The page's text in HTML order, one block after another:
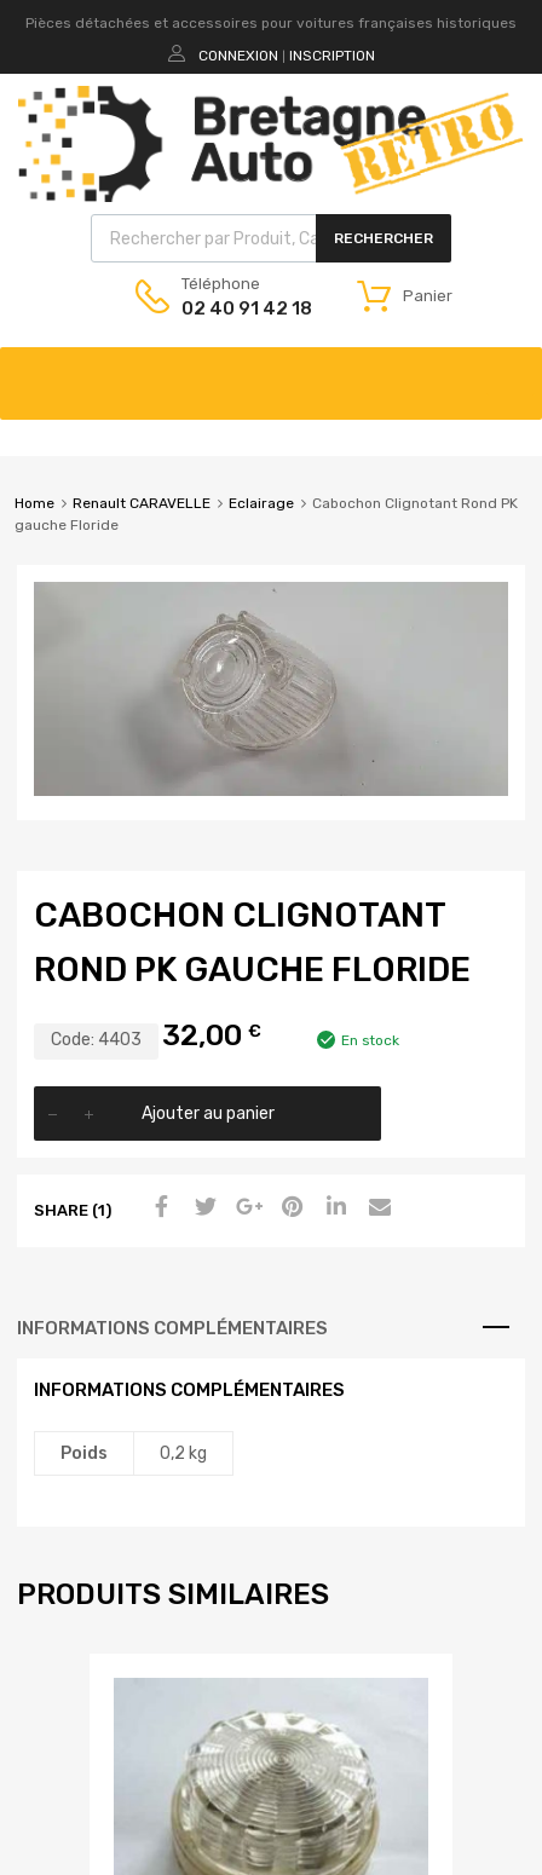
Pièces détachées et accessoires pour voitures françaises historiques
CONNEXION
INSCRIPTION
RECHERCHER
Téléphone
02 40 91 42 18
Panier
Home Renault CARAVELLE Eclairage
Cabochon Clignotant Rond PK
gauche Floride
CABOCHON CLIGNOTANT
ROND PK GAUCHE FLORIDE
Code: 4403 32,00 € En stock
Ajouter au panier
SHARE (1)
INFORMATIONS COMPLÉMENTAIRES
INFORMATIONS COMPLÉMENTAIRES
Poids 0,2 kg
PRODUITS SIMILAIRES